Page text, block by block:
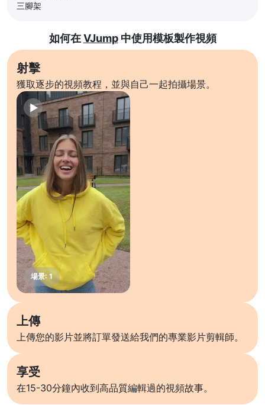
三腳架
如何在VJump中使用模板製作視頻
射擊
獲取逐步的視頻教程，並與自己一起拍攝場景。
上傳
上傳您的影片並將訂單發送給我們的專業影片剪輯師。
享受
在15-30分鐘內收到高品質編輯過的視頻故事。